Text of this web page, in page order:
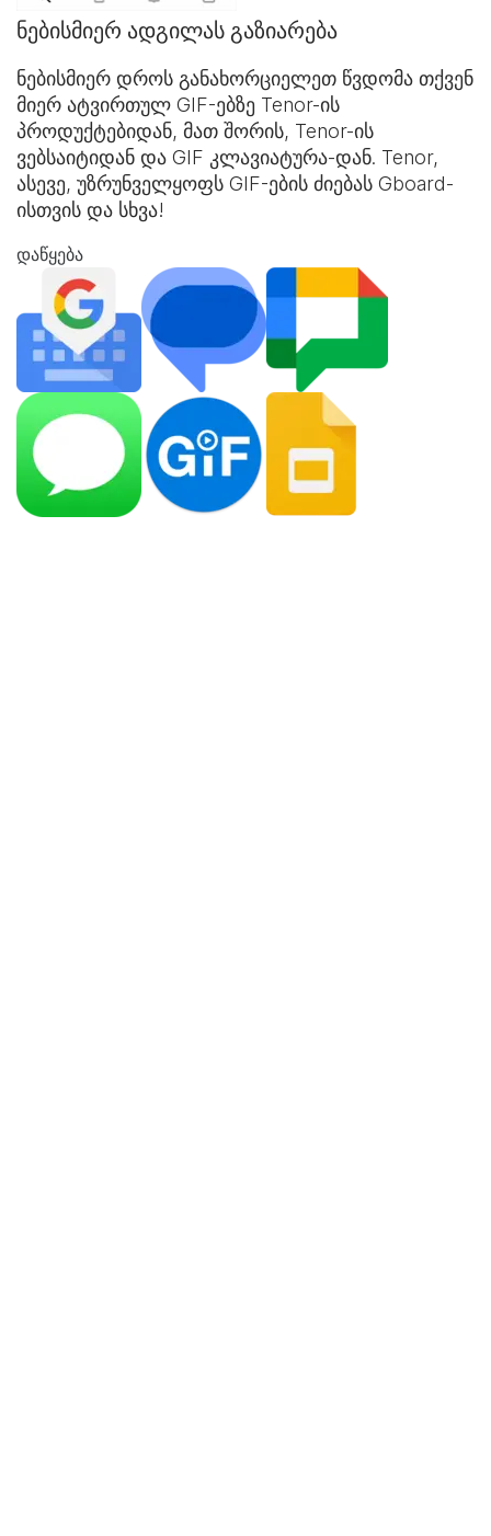
ნებისმიერ ადგილას გაზიარება
ნებისმიერ დროს განახორციელეთ წვდომა თქვენ
მიერ ატვირთულ GIF-ებზე Tenor-ის
პროდუქტებიდან, მათ შორის, Tenor-ის
ვებსაიტიდან და GIF კლავიატურა-დან. Tenor,
ასევე, უზრუნველყოფს GIF-ების ძიებას Gboard-
ისთვის და სხვა!
დაწყება